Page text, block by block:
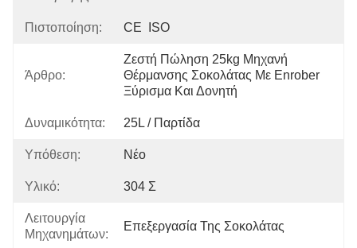
Πιστοποίηση: CE  ISO
Άρθρο:
Ζεστή Πώληση 25kg Μηχανή
Θέρμανσης Σοκολάτας Με Enrober
Ξύρισμα Και Δονητή
Δυναμικότητα: 25L / Παρτίδα
Υπόθεση: Νέο
Υλικό: 304 Σ
Λειτουργία
Μηχανημάτων:
Επεξεργασία Της Σοκολάτας